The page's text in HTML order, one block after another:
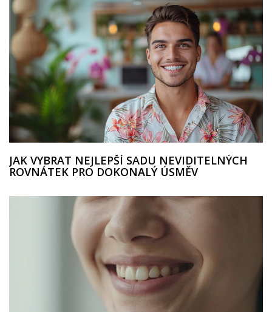
JAK VYBRAT NEJLEPŠÍ SADU NEVIDITELNÝCH
ROVNÁTEK PRO DOKONALÝ ÚSMĚV